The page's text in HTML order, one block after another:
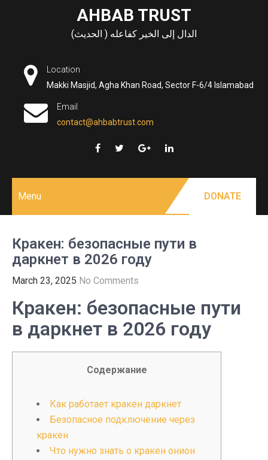
AHBAB TRUST
الدال إلى الخير كفاعله ( الحديث)
Location
Makki Masjid, Agha Khan Road, Sector F-6/4 Islamabad
Email
contact@ahbabtrust.com
Menu DONATE
Кракен: безопасные пути в
даркнет в 2026 году
March 23, 2025 No Comments
Кракен: безопасные пути
в даркнет в 2026 году
Содержание
Как работает кракен даркнет
Безопасное подключение через
кракен
Что нужно знать о кракен онион